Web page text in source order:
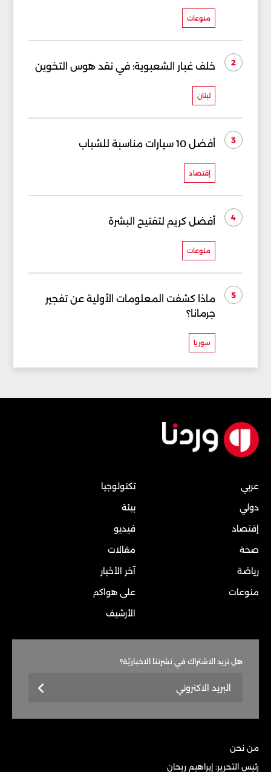
منوعات
2 خلف غبار الشعبوية: في نقد هوس التخوين
لبنان
3 أفضل 10 سيارات مناسبة للشباب
إقتصاد
4 أفضل كريم لتفتيح البشرة
منوعات
5
ماذا كشفت المعلومات الأولية عن تفجير
جرمانا؟
سوريا
عربي
دولي
إقتصاد
صحة
رياضة
منوعات
تكنولوجيا
بيئة
فيديو
مقالات
آخر الأخبار
على هواكم
الأرشيف
هل تريد الاشتراك في نشرتنا الاخباريّة؟
من نحن
رئيس التحرير: إبراهيم ريحان